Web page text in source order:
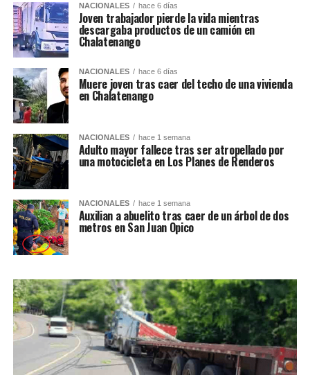
NACIONALES hace 6 días
Joven trabajador pierde la vida mientras
descargaba productos de un camión en
Chalatenango
NACIONALES hace 6 días
Muere joven tras caer del techo de una vivienda
en Chalatenango
NACIONALES hace 1 semana
Adulto mayor fallece tras ser atropellado por
una motocicleta en Los Planes de Renderos
NACIONALES hace 1 semana
Auxilian a abuelito tras caer de un árbol de dos
metros en San Juan Opico